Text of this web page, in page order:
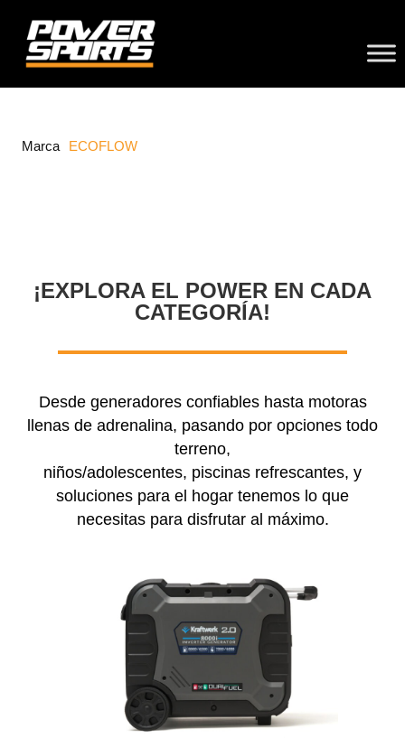
Marca ECOFLOW
¡EXPLORA EL POWER EN CADA
CATEGORÍA!
Desde generadores confiables hasta motoras
llenas de adrenalina, pasando por opciones todo
terreno,
niños/adolescentes, piscinas refrescantes, y
soluciones para el hogar tenemos lo que
necesitas para disfrutar al máximo.